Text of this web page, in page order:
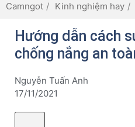
Camngot Kinh nghiệm hay
Hướng dẫn cách
chống nắng an
Nguyễn Tuấn Anh
17/11/2021